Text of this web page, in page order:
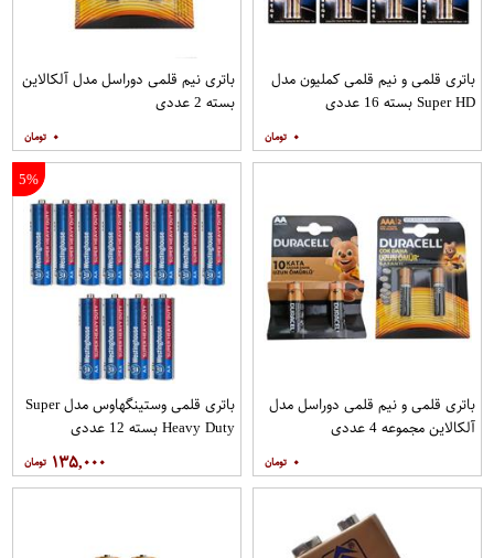
باتری قلمی و نیم قلمی کملیون مدل
Super HD بسته 16 عددی
۰
باتری نیم قلمی دوراسل مدل آلکالاین
بسته 2 عددی
۰
باتری قلمی و نیم قلمی دوراسل مدل
آلکالاین مجموعه 4 عددی
۰
5%
باتری قلمی وستینگهاوس مدل Super
Heavy Duty بسته 12 عددی
۱۳۵,۰۰۰